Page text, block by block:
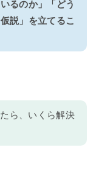
るのか」「どう
説」を立てるこ
ら、いくら解決